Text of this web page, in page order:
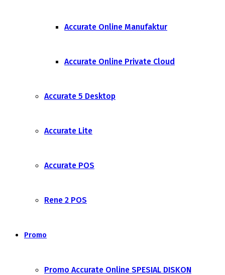
Accurate Online Manufaktur
Accurate Online Private Cloud
Accurate 5 Desktop
Accurate Lite
Accurate POS
Rene 2 POS
Promo
Promo Accurate Online SPESIAL DISKON